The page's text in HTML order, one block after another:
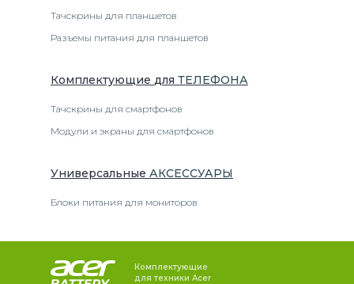
Тачскрины для планшетов
Разъемы питания для планшетов
Комплектующие для ТЕЛЕФОНА
Тачскрины для смартфонов
Модули и экраны для смартфонов
Универсальные АКСЕССУАРЫ
Блоки питания для мониторов
Комплектующие
для техники Acer